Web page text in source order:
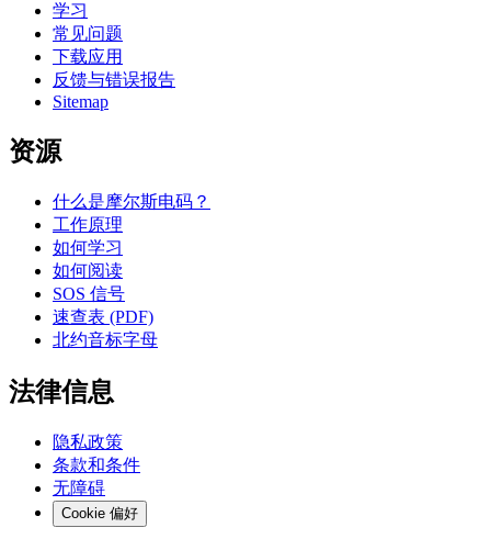
学习
常见问题
下载应用
反馈与错误报告
Sitemap
资源
什么是摩尔斯电码？
工作原理
如何学习
如何阅读
SOS 信号
速查表 (PDF)
北约音标字母
法律信息
隐私政策
条款和条件
无障碍
Cookie 偏好